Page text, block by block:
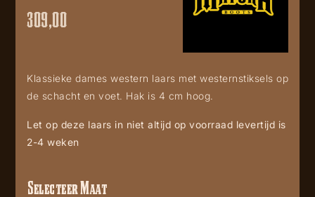
309,00
Klassieke dames western laars met westernstiksels op
de schacht en voet. Hak is 4 cm hoog.
Let op deze laars in niet altijd op voorraad levertijd is
2-4 weken
Selecteer Maat